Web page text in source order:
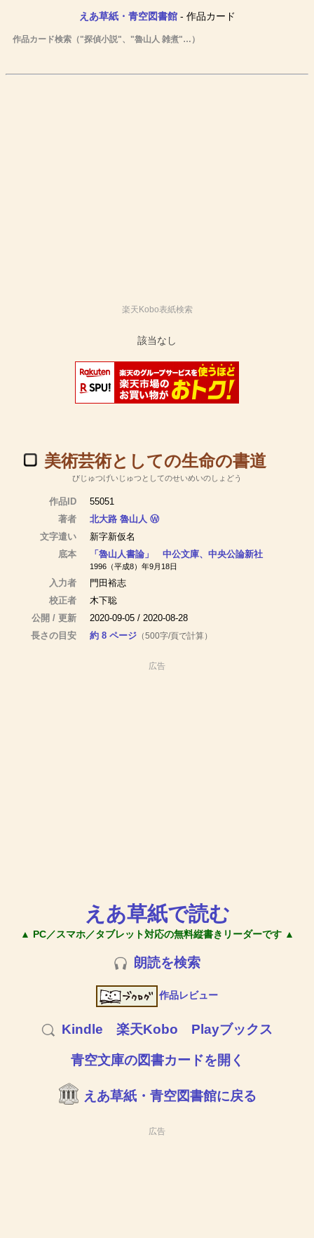
えあ草紙・青空図書館- 作品カード
作品カード検索（"探偵小説"、"魯山人 雑煮"…）
楽天Kobo表紙検索
美術芸術としての生命の書道
びじゅつげいじゅつとしてのせいめいのしょどう
作品ID
55051
著者
北大路 魯山人 Ⓦ
文字遣い
新字新仮名
底本
「魯山人書論」 中公文庫、中央公論新社
1996（平成8）年9月18日
入力者
門田裕志
校正者
木下聡
公開 / 更新
2020-09-05 / 2020-08-28
長さの目安
約 8 ページ（500字/頁で計算）
広告
えあ草紙で読む
▲ PC／スマホ／タブレット対応の無料縦書きリーダーです ▲
朗読を検索
作品レビュー
Kindle 楽天Kobo Playブックス
青空文庫の図書カードを開く
えあ草紙・青空図書館に戻る
広告